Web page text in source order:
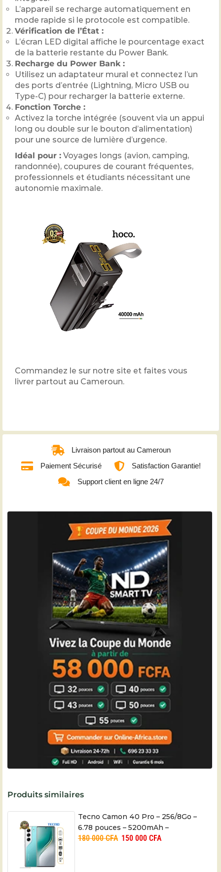
L’appareil se recharge automatiquement en
mode rapide si le protocole est compatible.
Vérification de l’État :
L’écran LED digital affiche le pourcentage exact
de la batterie restante du Power Bank.
Recharge du Power Bank :
Utilisez un adaptateur mural et connectez l’un
des ports d’entrée (Lightning, Micro USB ou
Type-C) pour recharger la batterie externe.
Fonction Torche :
Activez la torche intégrée (souvent via un appui
long ou double sur le bouton d’alimentation)
pour une source de lumière d’urgence.
Idéal pour : Voyages longs (avion, camping,
randonnée), coupures de courant fréquentes,
professionnels et étudiants nécessitant une
autonomie maximale.
Commandez le sur notre site et faites vous
livrer partout au Cameroun.
Livraison partout au Cameroun
Paiement Sécurisé
Satisfaction Garantie!
Support client en ligne 24/7
Produits similaires
Tecno Camon 40 Pro – 256/8Go –
6.78 pouces – 5200mAh –
50+8MP/50MP – 06 mois
180 000CFA 150 000 CFA